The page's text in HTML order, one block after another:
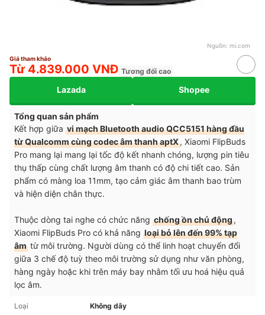
Nguồn: mi.com
Giá tham khảo
Từ 4.839.000 VNĐ Tương đối cao
Lazada Shopee
Tổng quan sản phẩm
Kết hợp giữa vi mạch Bluetooth audio QCC5151 hàng đầu
từ Qualcomm cùng codec âm thanh aptX, Xiaomi FlipBuds
Pro mang lại mang lại tốc độ kết nhanh chóng, lượng pin tiêu
thụ thấp cùng chất lượng âm thanh có độ chi tiết cao. Sản
phẩm có màng loa 11mm, tạo cảm giác âm thanh bao trùm
và hiện diện chân thực.
Thuộc dòng tai nghe có chức năng chống ồn chủ động,
Xiaomi FlipBuds Pro có khả năng loại bỏ lên đến 99% tạp
âm từ môi trường. Người dùng có thể linh hoạt chuyển đổi
giữa 3 chế độ tuỳ theo môi trường sử dụng như văn phòng,
hàng ngày hoặc khi trên máy bay nhằm tối ưu hoá hiệu quả
lọc âm.
Loại Không dây